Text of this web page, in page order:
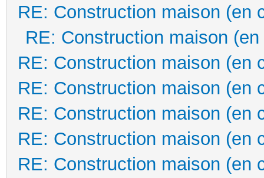
RE: Construction maison (en
RE: Construction maison
RE: Construction maison (en
RE: Construction maison (en
RE: Construction maison (en
RE: Construction maison (en
RE: Construction maison (en